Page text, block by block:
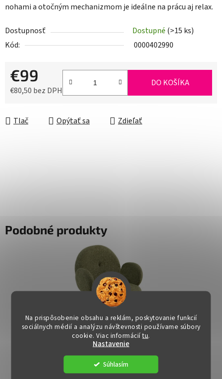
Na prispôsobenie obsahu a reklám, poskytovanie funkcií
sociálnych médií a analýzu návštevnosti používame súbory
cookie. Viac informáciítu.
Nastavenie
Súhlasím
nohami a otočným mechanizmom je ideálne na prácu aj relax.
Dostupnosť Dostupné (>15 ks)
Kód:
0000402990
€99
€80,50 bez DPH
DO KOŠÍKA
Tlač Opýtať sa Zdieľať
Podobné produkty
DOPRAVA ZADARMO
Otočné kreslo - VASALA,
Zelená látka